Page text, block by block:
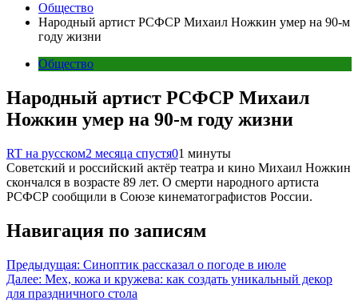
Общество
Народный артист РСФСР Михаил Ножкин умер на 90-м
году жизни
Общество
Народный артист РСФСР Михаил
Ножкин умер на 90-м году жизни
RT на русском2 месяца спустя01 минуты
Советский и российский актёр театра и кино Михаил Ножкин
скончался в возрасте 89 лет. О смерти народного артиста
РСФСР сообщили в Союзе кинематографистов России.
Навигация по записям
Предыдущая: Синоптик рассказал о погоде в июле
Далее: Мех, кожа и кружева: как создать уникальный декор
для праздничного стола